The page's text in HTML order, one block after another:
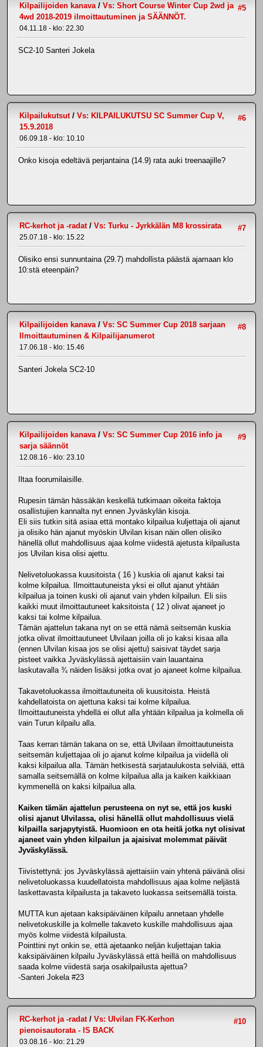
#5
Kilpailijoiden kanava / Vs: Short Course Winter Cup 2wd ja
4wd 2018-2019 ilmoittautuminen ja SÄÄNNÖT.
04.11.18 - klo: 22.30
SC2-10 Santeri Jokela
#6
Kilpailukutsut/ Vs: KILPAILUKUTSU SC Summer Cup V,
15.9.2018
06.09.18 - klo: 10.10
Onko kisoja edeltävä perjantaina (14.9) rata auki treenaajille?
#7
RC-kerhot ja -radat/ Vs: Turku - Jyrkkälän M8 krossirata
25.07.18 - klo: 15.22
Olisiko ensi sunnuntaina (29.7) mahdollista päästä ajamaan klo
10:stä eteenpäin?
#8
Kilpailijoiden kanava / Vs: SC Summer Cup 2018 sarjaan
Ilmoittautuminen & Kilpailijanumerot
17.06.18 - klo: 15.46
Santeri Jokela SC2-10
#9
Kilpailijoiden kanava / Vs: SC Summer Cup 2016 info ja
sarja säännöt
12.08.16 - klo: 23.10
Iltaa foorumilaisille.
Rupesin tämän hässäkän keskellä tutkimaan oikeita faktoja
osallistujien kannalta nyt ennen Jyväskylän kisoja.
Eli siis tutkin sitä asiaa että montako kilpailua kuljettaja oli ajanut
ja olisiko hän ajanut myöskin Ulvilan kisan näin ollen olisiko
hänellä ollut mahdollisuus ajaa kolme viidestä ajetusta kilpailusta
jos Ulvilan kisa olisi ajettu.
Nelivetoluokassa kuusitoista ( 16 ) kuskia oli ajanut kaksi tai
kolme kilpailua. Ilmoittautuneista yksi ei ollut ajanut yhtään
kilpailua ja toinen kuski oli ajanut vain yhden kilpailun. Eli siis
kaikki muut ilmoittautuneet kaksitoista ( 12 ) olivat ajaneet jo
kaksi tai kolme kilpailua.
Tämän ajattelun takana nyt on se että nämä seitsemän kuskia
jotka olivat ilmoittautuneet Ulvilaan joilla oli jo kaksi kisaa alla
(ennen Ulvilan kisaa jos se olisi ajettu) saisivat täydet sarja
pisteet vaikka Jyväskylässä ajettaisiin vain lauantaina
laskutavalla ¾ näiden lisäksi jotka ovat jo ajaneet kolme kilpailua.
Takavetoluokassa ilmoittautuneita oli kuusitoista. Heistä
kahdellatoista on ajettuna kaksi tai kolme kilpailua.
Ilmoittautuneista yhdellä ei ollut alla yhtään kilpailua ja kolmella oli
vain Turun kilpailu alla.
Taas kerran tämän takana on se, että Ulvilaan ilmoittautuneista
seitsemän kuljettajaa oli jo ajanut kolme kilpailua ja viidellä oli
kaksi kilpailua alla. Tämän hetkisestä sarjataulukosta selviää, että
samalla seitsemällä on kolme kilpailua alla ja kaiken kaikkiaan
kymmenellä on kaksi kilpailua alla.
Kaiken tämän ajattelun perusteena on nyt se, että jos kuski
olisi ajanut Ulvilassa, olisi hänellä ollut mahdollisuus vielä
kilpailla sarjapytyistä. Huomioon en ota heitä jotka nyt olisivat
ajaneet vain yhden kilpailun ja ajaisivat molemmat päivät
Jyväskylässä.
Tiivistettynä: jos Jyväskylässä ajettaisiin vain yhtenä päivänä olisi
nelivetoluokassa kuudellatoista mahdollisuus ajaa kolme neljästä
laskettavasta kilpailusta ja takaveto luokassa seitsemällä toista.
MUTTA kun ajetaan kaksipäiväinen kilpailu annetaan yhdelle
nelivetokuskille ja kolmelle takaveto kuskille mahdollisuus ajaa
myös kolme viidestä kilpailusta.
Pointtini nyt onkin se, että ajetaanko neljän kuljettajan takia
kaksipäiväinen kilpailu Jyväskylässä että heillä on mahdollisuus
saada kolme viidestä sarja osakilpailusta ajettua?
-Santeri Jokela #23
#10
RC-kerhot ja -radat/ Vs: Ulvilan FK-Kerhon
pienoisautorata - IS BACK
03.08.16 - klo: 21.29